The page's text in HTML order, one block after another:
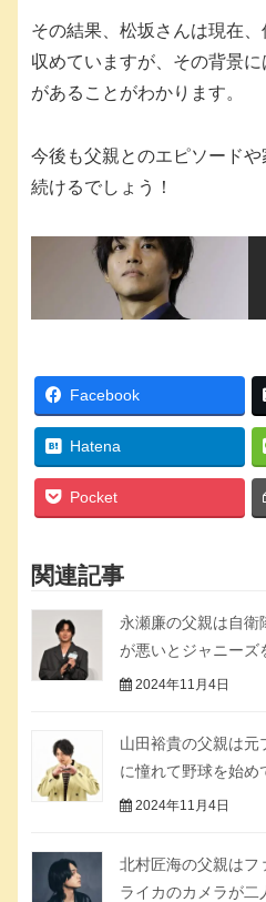
その結果、松坂さんは現在
収めていますが、その背景
があることがわかります。
今後も父親とのエピソード
続けるでしょう！
Facebook
Hatena
Pocket
関連記事
永瀬廉の父親は自衛
が悪いとジャニーズ
2024年11月4日
山田裕貴の父親は元
に憧れて野球を始め
2024年11月4日
北村匠海の父親はフ
ライカのカメラが二